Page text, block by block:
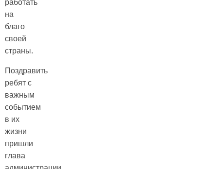
работать
на
благо
своей
страны.
Поздравить
ребят с
важным
событием
в их
жизни
пришли
глава